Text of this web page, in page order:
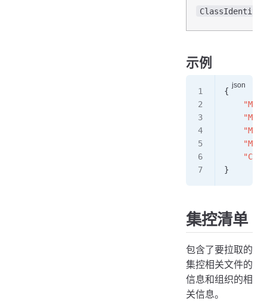
ClassIdentity
示例
{
}
集控清单
包含了要拉取的
集控相关文件的
信息和组织的相
关信息。